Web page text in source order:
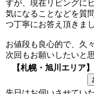
すが、現在リビングに
気になることなどを質
つ丁寧にお答え頂きま
お値段も良心的で、久
次回もお願いしたいと
【札幌・旭川エリア